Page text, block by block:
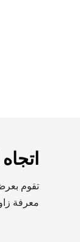
تقوم
معرفة